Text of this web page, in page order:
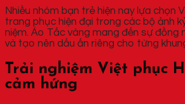
Nhiều nhóm bạn trẻ hiện nay lựa chọn
trang phục hiện đại trong các bộ ảnh
niệm. Áo Tấc vàng mang đến sự đồng
và tạo nên dấu ấn riêng cho từng
Trải nghiệm Việt phục
cảm hứng